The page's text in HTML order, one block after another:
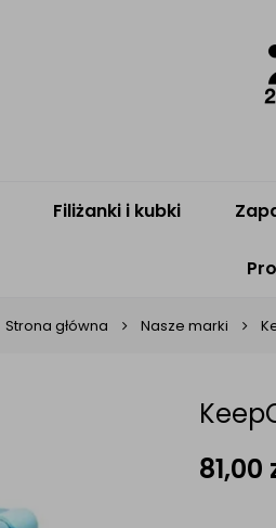
Filiżanki i kubki
Strona główna Nasze marki
81,00